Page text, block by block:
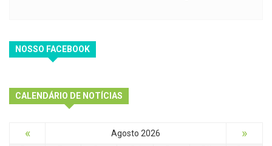
NOSSO FACEBOOK
CALENDÁRIO DE NOTÍCIAS
« Agosto 2026 »